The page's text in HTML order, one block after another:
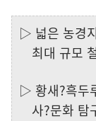
▷ 넓은 농경
최대 규모
▷ 황새?흑두
사?문화 탐